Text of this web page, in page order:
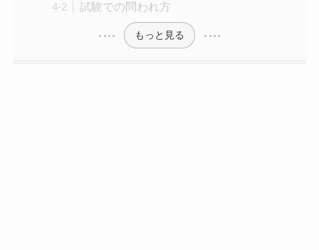
試験での問われ方
もっと見る